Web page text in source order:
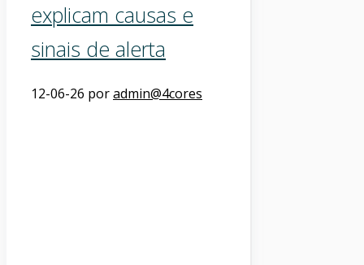
explicam causas e
sinais de alerta
12-06-26 poradmin@4cores